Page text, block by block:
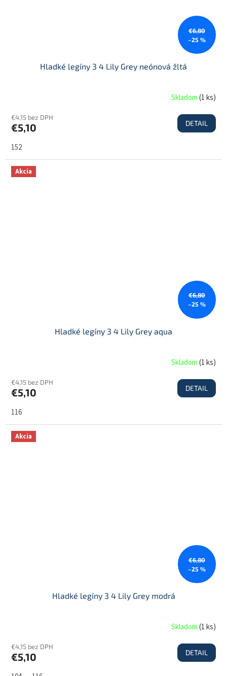
€6,80
–25 %
Hladké legíny 3 4 Lily Grey neónová žltá
Skladom(1 ks)
€4,15 bez DPH
€5,10 DETAIL
152
Akcia
€6,80
–25 %
Hladké legíny 3 4 Lily Grey aqua
Skladom(1 ks)
€4,15 bez DPH
€5,10 DETAIL
116
Akcia
€6,80
–25 %
Hladké legíny 3 4 Lily Grey modrá
Skladom(1 ks)
€4,15 bez DPH
€5,10 DETAIL